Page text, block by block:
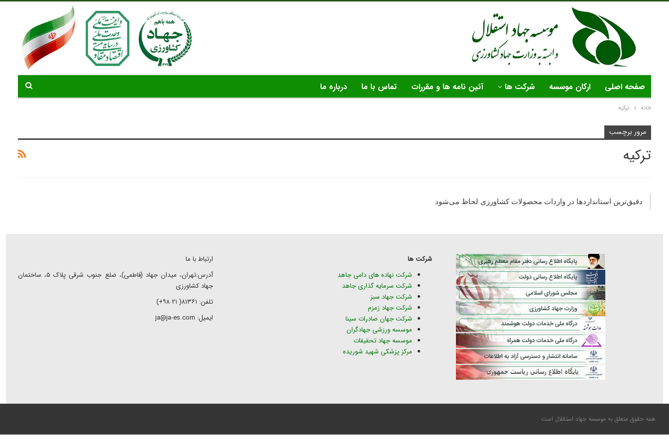
صفحه اصلی ارکان موسسه شرکت ها آئین نامه ها و مقررات تماس با ما درباره ما
خانه ترکیه
مرور برچسب
ترکیه
دقیق‌ترین استانداردها در واردات محصولات کشاورزی لحاظ می‌شود
شرکت ها
شرکت نهاده های دامی جاهد
شرکت سرمایه گذاری جاهد
شرکت جهاد سبز
شرکت جهاد زمزم
شرکت جهان صادرات سینا
موسسه ورزشی جهادگران
موسسه جهاد تحقیقات
مرکز پزشکی شهید شوریده
ارتباط با ما
آدرس:تهران، میدان جهاد (فاطمی)، ضلع جنوب شرقی پلاک ۵، ساختمان
جهاد کشاورزی
تلفن: ۸۱۳۶۱( ۲۱ ۹۸+)
ایمیل: ja@ja-es.com
همه حقوق متعلق به موسسه جهاد استقلال است